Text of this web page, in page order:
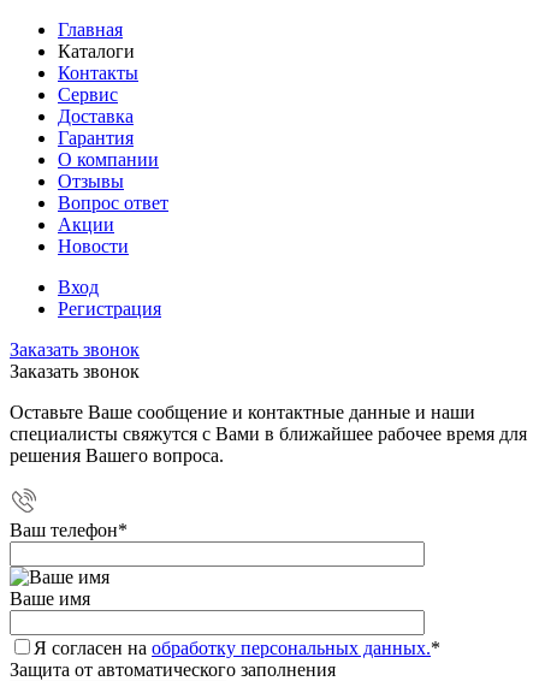
Главная
Каталоги
Контакты
Сервис
Доставка
Гарантия
О компании
Отзывы
Вопрос ответ
Акции
Новости
Вход
Регистрация
Заказать звонок
Заказать звонок
Оставьте Ваше сообщение и контактные данные и наши
специалисты свяжутся с Вами в ближайшее рабочее время для
решения Вашего вопроса.
Ваш телефон*
Ваше имя
Я согласен на обработку персональных данных.*
Защита от автоматического заполнения